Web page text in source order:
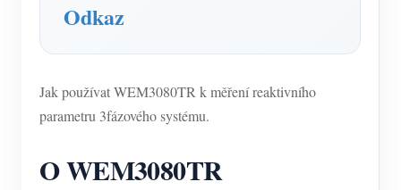
FAQ
Zprávy
Blogy
Program odměn
Odkaz
Jak používat WEM3080TR k měření reaktivního
parametru 3fázového systému.
O WEM3080TR